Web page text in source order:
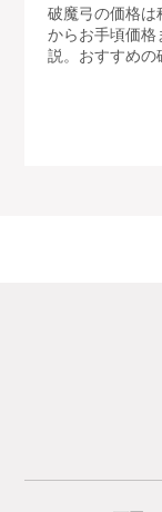
破魔弓の価格
からお手頃価
説。おすすめ